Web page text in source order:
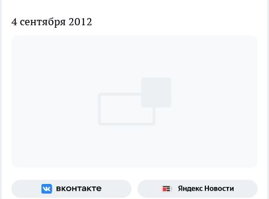
4 сентября 2012